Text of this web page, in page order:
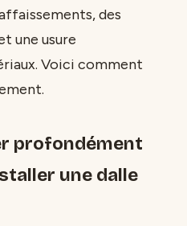
des
une usure
Voici comment
profondément
une dalle